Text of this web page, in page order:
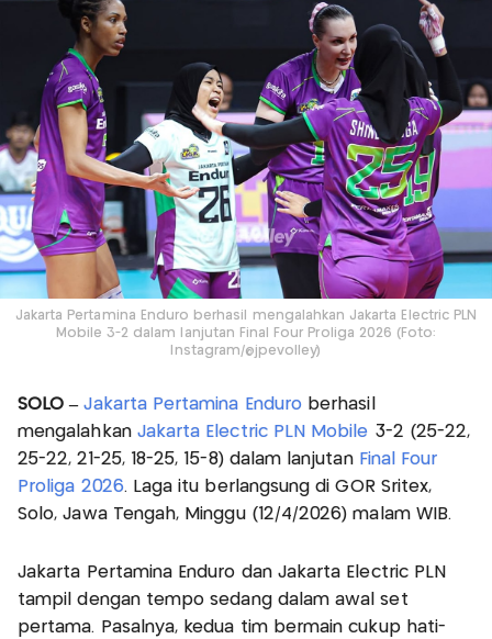
Jakarta Pertamina Enduro berhasil mengalahkan Jakarta Electric PLN
Mobile 3-2 dalam lanjutan Final Four Proliga 2026 (Foto:
Instagram/@jpevolley)
SOLO – Jakarta Pertamina Enduro berhasil
mengalahkan Jakarta Electric PLN Mobile 3-2 (25-22,
25-22, 21-25, 18-25, 15-8) dalam lanjutan Final Four
Proliga 2026. Laga itu berlangsung di GOR Sritex,
Solo, Jawa Tengah, Minggu (12/4/2026) malam WIB.
Jakarta Pertamina Enduro dan Jakarta Electric PLN
tampil dengan tempo sedang dalam awal set
pertama. Pasalnya, kedua tim bermain cukup hati-